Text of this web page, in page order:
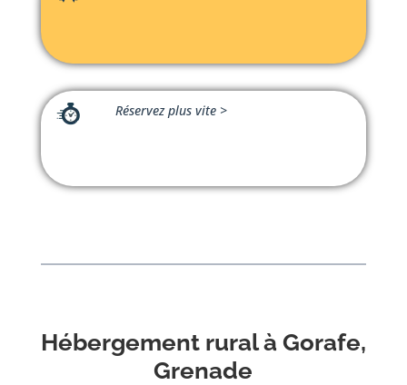
Réservez plus vite>
Hébergement rural à Gorafe,
Grenade